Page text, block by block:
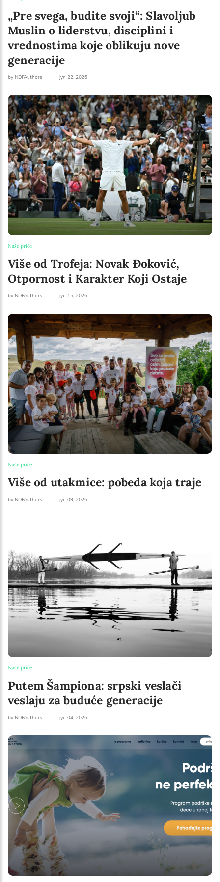
„Pre svega, budite svoji“: Slavoljub
Muslin o liderstvu, disciplini i
vrednostima koje oblikuju nove
generacije
by NDFAuthors јул 22, 2026
Naše priče
Više od Trofeja: Novak Đoković,
Otpornost i Karakter Koji Ostaje
by NDFAuthors јул 15, 2026
Naše priče
Više od utakmice: pobeda koja traje
by NDFAuthors јул 09, 2026
Naše priče
Putem Šampiona: srpski veslači
veslaju za buduće generacije
by NDFAuthors јул 04, 2026